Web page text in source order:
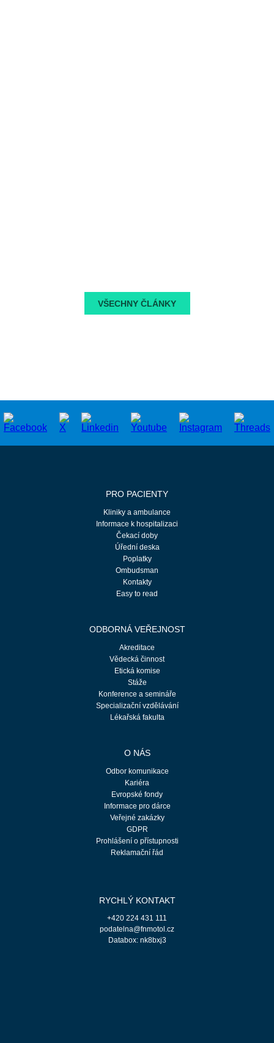
VŠECHNY ČLÁNKY
PRO PACIENTY
Kliniky a ambulance
Informace k hospitalizaci
Čekací doby
Úřední deska
Poplatky
Ombudsman
Kontakty
Easy to read
ODBORNÁ VEŘEJNOST
Akreditace
Vědecká činnost
Etická komise
Stáže
Konference a semináře
Specializační vzdělávání
Lékařská fakulta
O NÁS
Odbor komunikace
Kariéra
Evropské fondy
Informace pro dárce
Veřejné zakázky
GDPR
Prohlášení o přístupnosti
Reklamační řád
RYCHLÝ KONTAKT
+420 224 431 111
podatelna@fnmotol.cz
Databox: nk8bxj3